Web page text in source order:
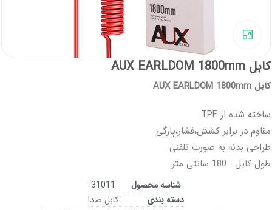
برای بزرگنمایی کلیک کنید
کابل AUX EARLDOM 1800mm
کابل AUX EARLDOM 1800mm
ساخته شده از TPE
مقاوم در برابر کشش،فشار،پارگی
طراحی بدنه به صورت تلفنی
طول کابل : 180 سانتی متر
شناسه محصول
31011
دسته بندی
کابل صدا